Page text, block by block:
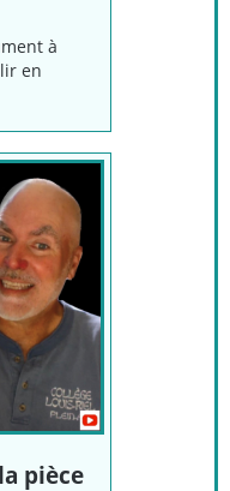
à
en
pièce